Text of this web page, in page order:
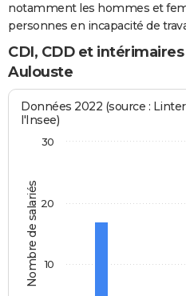
notamment les hommes et
personnes en incapacité de
CDI, CDD et
Aulouste
Nombre de salariés
Données 2022 (source :
l'Insee)
10
20
30